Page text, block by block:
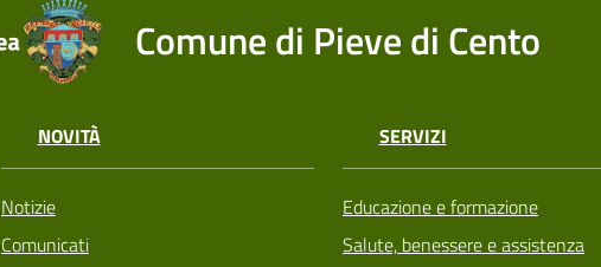
Comune di Pieve di Cento
NOVITÀ
Notizie
Comunicati
SERVIZI
Educazione e formazione
Salute, benessere e assistenza